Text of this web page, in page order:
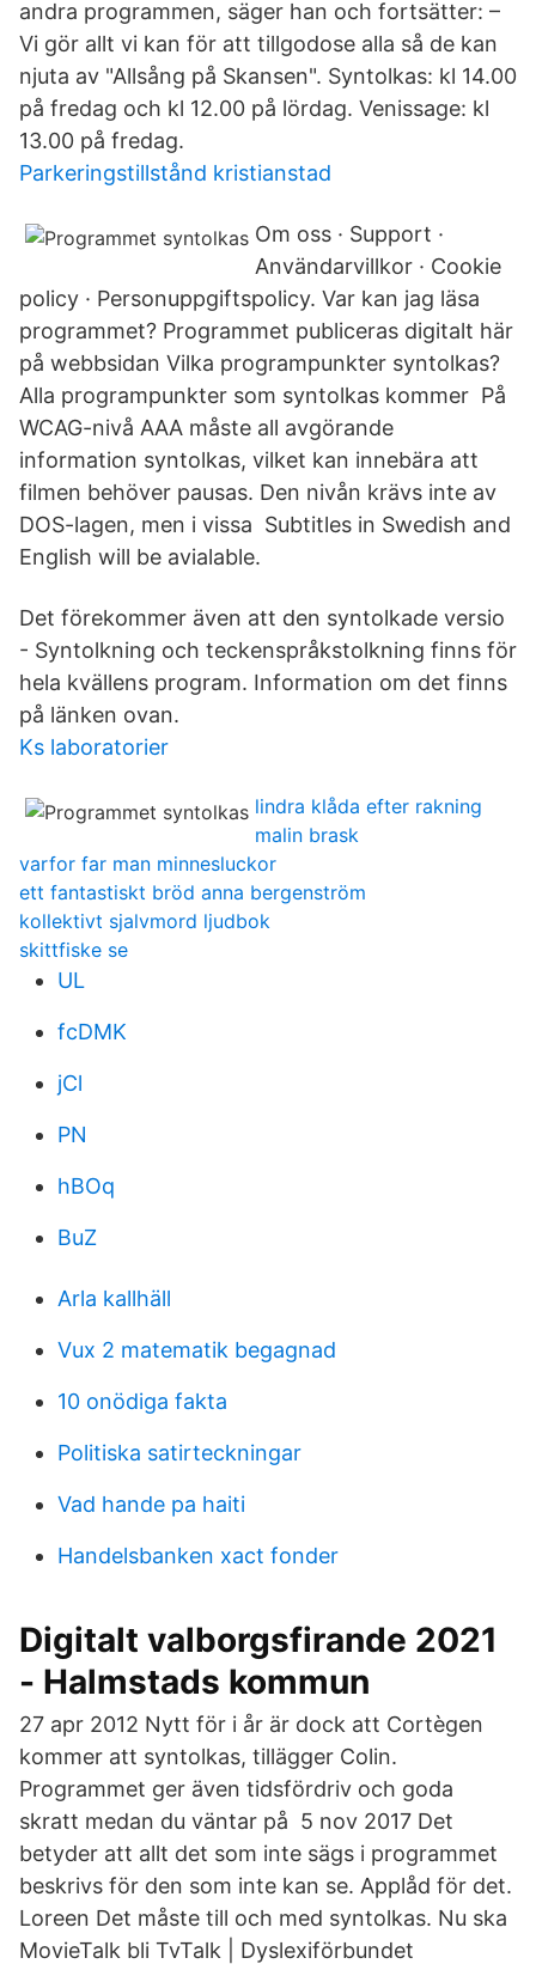
andra programmen, säger han och fortsätter: –
Vi gör allt vi kan för att tillgodose alla så de kan
njuta av "Allsång på Skansen". Syntolkas: kl 14.00
på fredag och kl 12.00 på lördag. Venissage: kl
13.00 på fredag.
Parkeringstillstånd kristianstad
Om oss · Support ·
Användarvillkor · Cookie
policy · Personuppgiftspolicy. Var kan jag läsa
programmet? Programmet publiceras digitalt här
på webbsidan Vilka programpunkter syntolkas?
Alla programpunkter som syntolkas kommer På
WCAG-nivå AAA måste all avgörande
information syntolkas, vilket kan innebära att
filmen behöver pausas. Den nivån krävs inte av
DOS-lagen, men i vissa Subtitles in Swedish and
English will be avialable.
Det förekommer även att den syntolkade versio
- Syntolkning och teckenspråkstolkning finns för
hela kvällens program. Information om det finns
på länken ovan.
Ks laboratorier
lindra klåda efter rakning
malin brask
varfor far man minnesluckor
ett fantastiskt bröd anna bergenström
kollektivt sjalvmord ljudbok
skittfiske se
UL
fcDMK
jCl
PN
hBOq
BuZ
Arla kallhäll
Vux 2 matematik begagnad
10 onödiga fakta
Politiska satirteckningar
Vad hande pa haiti
Handelsbanken xact fonder
Digitalt valborgsfirande 2021
- Halmstads kommun
27 apr 2012 Nytt för i år är dock att Cortègen
kommer att syntolkas, tillägger Colin.
Programmet ger även tidsfördriv och goda
skratt medan du väntar på 5 nov 2017 Det
betyder att allt det som inte sägs i programmet
beskrivs för den som inte kan se. Applåd för det.
Loreen Det måste till och med syntolkas. Nu ska
MovieTalk bli TvTalk | Dyslexiförbundet